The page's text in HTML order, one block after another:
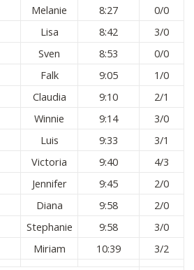
Melanie 8:27
0/0
Lisa 8:42
3/0
Sven 8:53
0/0
Falk 9:05
1/0
Claudia 9:10
2/1
Winnie 9:14
3/0
Luis 9:33
3/1
Victoria 9:40
4/3
Jennifer 9:45
2/0
Diana 9:58
2/0
Stephanie 9:58
3/0
Miriam 10:39 3/2